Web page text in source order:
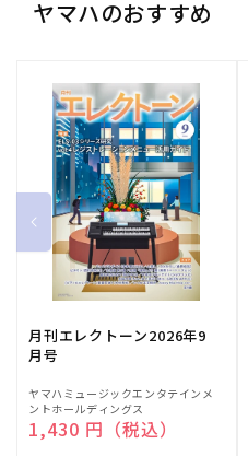
ヤマハのおすすめ
月刊エレクトーン2026年9
月号
販
売
元:
ヤマハミュージックエンタテインメ
ントホールディングス
通常価格
1,430 円（税込）